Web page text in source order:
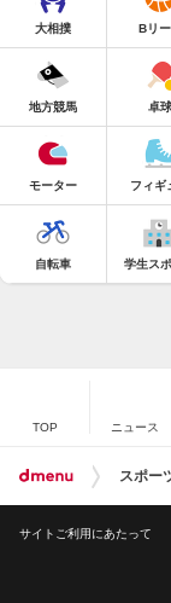
大相撲 Bリ
地方競馬 卓球
モーター フィギ
自転車 学生ス
TOP ニュース
スポー
サイトご利用にあたって